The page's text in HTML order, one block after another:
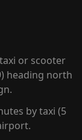
or scooter
heading north
by taxi (5